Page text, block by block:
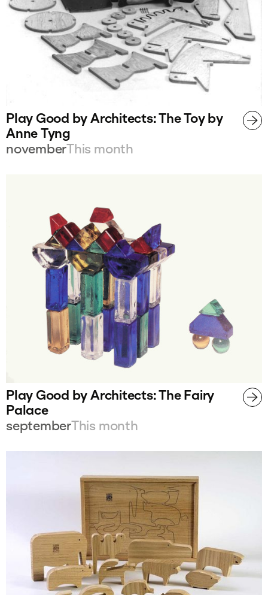
Play Good by Architects: The Toy by
Anne Tyng
novemberThis month
Play Good by Architects: The Fairy
Palace
septemberThis month